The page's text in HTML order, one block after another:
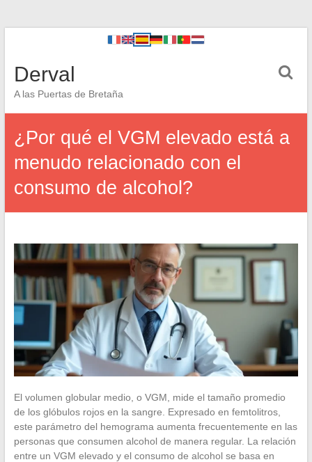
Derval
A las Puertas de Bretaña
¿Por qué el VGM elevado está a
menudo relacionado con el
consumo de alcohol?
El volumen globular medio, o VGM, mide el tamaño promedio
de los glóbulos rojos en la sangre. Expresado en femtolitros,
este parámetro del hemograma aumenta frecuentemente en las
personas que consumen alcohol de manera regular. La relación
entre un VGM elevado y el consumo de alcohol se basa en